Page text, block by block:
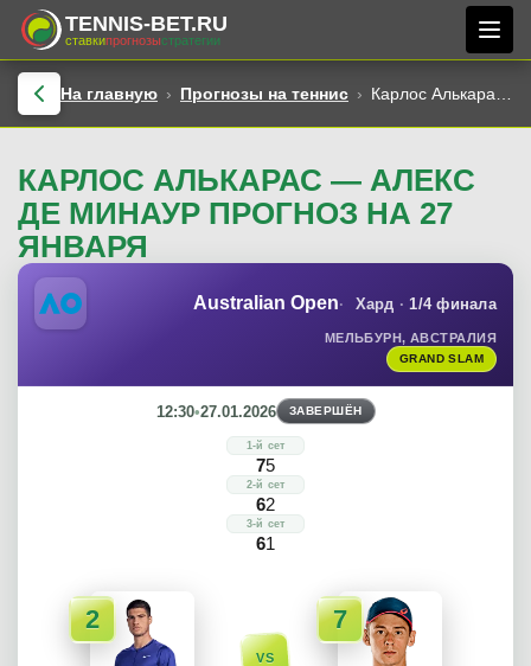
TENNIS-BET.RU
ставкипрогнозыстратегии
На главную Прогнозы на теннис Карлос Алькарас — Алекс де Минаур прогноз на 27 января
КАРЛОС АЛЬКАРАС — АЛЕКС
ДЕ МИНАУР ПРОГНОЗ НА 27
ЯНВАРЯ
Australian Open Хард 1/4 финала
МЕЛЬБУРН, АВСТРАЛИЯ
GRAND SLAM
12:30•27.01.2026 ЗАВЕРШЁН
7
1-й сет
5
6
2-й сет
2
6
3-й сет
1
2 7
VS